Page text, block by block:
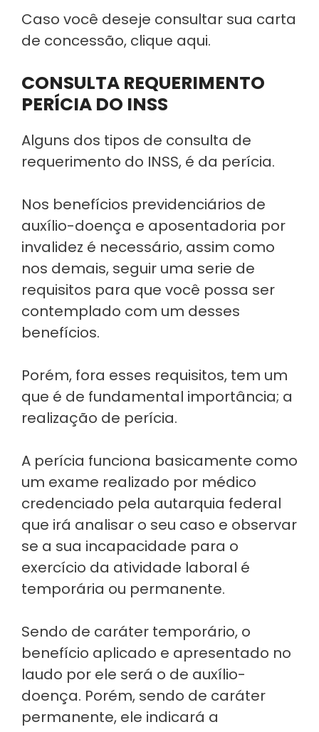
Caso você deseje consultar sua carta
de concessão, clique aqui.
CONSULTA REQUERIMENTO
PERÍCIA DO INSS
Alguns dos tipos de consulta de
requerimento do INSS, é da perícia.
Nos benefícios previdenciários de
auxílio-doença e aposentadoria por
invalidez é necessário, assim como
nos demais, seguir uma serie de
requisitos para que você possa ser
contemplado com um desses
benefícios.
Porém, fora esses requisitos, tem um
que é de fundamental importância; a
realização de perícia.
A perícia funciona basicamente como
um exame realizado por médico
credenciado pela autarquia federal
que irá analisar o seu caso e observar
se a sua incapacidade para o
exercício da atividade laboral é
temporária ou permanente.
Sendo de caráter temporário, o
benefício aplicado e apresentado no
laudo por ele será o de auxílio-
doença. Porém, sendo de caráter
permanente, ele indicará a